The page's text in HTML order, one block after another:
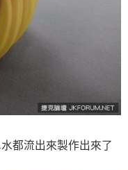
都流出來製作出來了